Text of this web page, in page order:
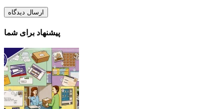
پیشنهاد برای شما